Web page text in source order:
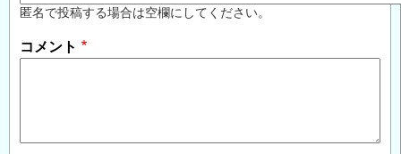
匿名で投稿する場合は空欄にしてください。
コメント